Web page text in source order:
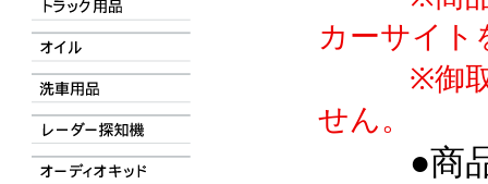
カーサイト
※御取寄
せん。
●商